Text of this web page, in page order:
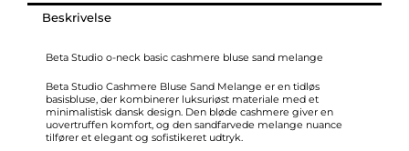
Beskrivelse
Beta Studio o-neck basic cashmere bluse sand melange
Beta Studio Cashmere Bluse Sand Melange er en tidløs
basisbluse, der kombinerer luksuriøst materiale med et
minimalistisk dansk design. Den bløde cashmere giver en
uovertruffen komfort, og den sandfarvede melange nuance
tilfører et elegant og sofistikeret udtryk.